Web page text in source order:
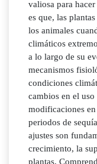
valiosa para
es que, las
los animales
climáticos
a lo largo de su
mecanismos
condiciones
cambios en el
modificaciones
periodos de
ajustes son
crecimiento, la
plantas.